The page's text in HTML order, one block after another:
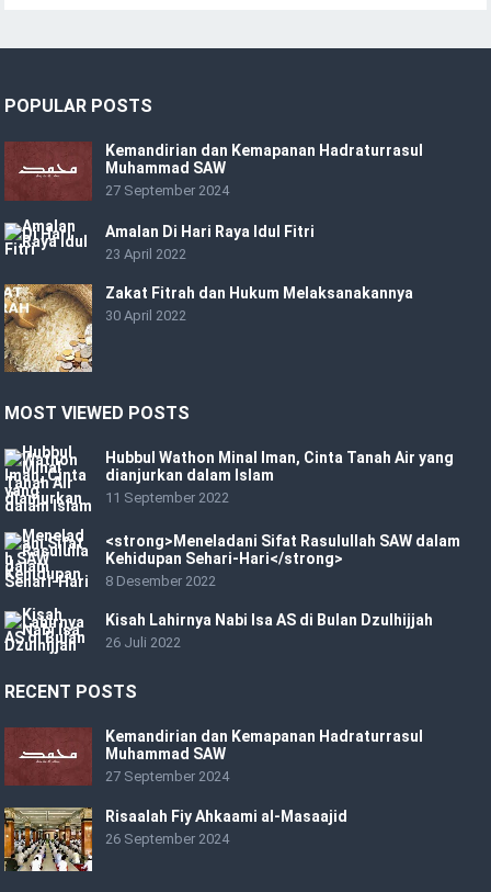
POPULAR POSTS
Kemandirian dan Kemapanan Hadraturrasul
Muhammad SAW
27 September 2024
Amalan Di Hari Raya Idul Fitri
23 April 2022
Zakat Fitrah dan Hukum Melaksanakannya
30 April 2022
MOST VIEWED POSTS
Hubbul Wathon Minal Iman, Cinta Tanah Air yang
dianjurkan dalam Islam
11 September 2022
<strong>Meneladani Sifat Rasulullah SAW dalam
Kehidupan Sehari-Hari</strong>
8 Desember 2022
Kisah Lahirnya Nabi Isa AS di Bulan Dzulhijjah
26 Juli 2022
RECENT POSTS
Kemandirian dan Kemapanan Hadraturrasul
Muhammad SAW
27 September 2024
Risaalah Fiy Ahkaami al-Masaajid
26 September 2024